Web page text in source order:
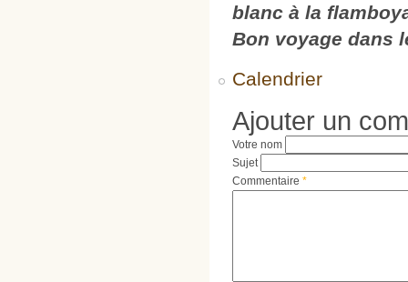
blanc à la
Bon voyage dans
Calendrier
Ajouter un
Votre nom
Sujet
Commentaire *